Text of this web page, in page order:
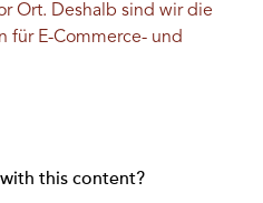
Ort. Deshalb sind wir die
für E-Commerce- und